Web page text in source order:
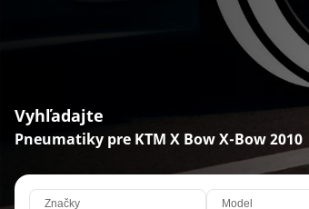
Vyhľadajte
Pneumatiky pre KTM X Bow X-Bow 2010
Značky Model